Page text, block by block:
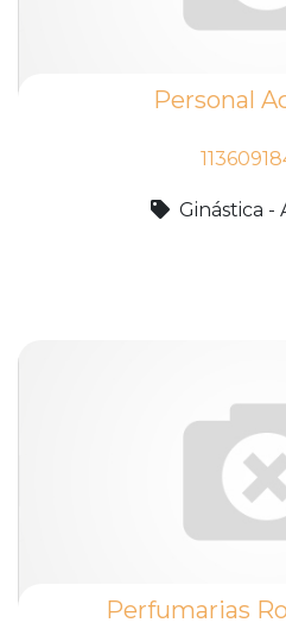
Personal
Ginástica -
Perfumarias